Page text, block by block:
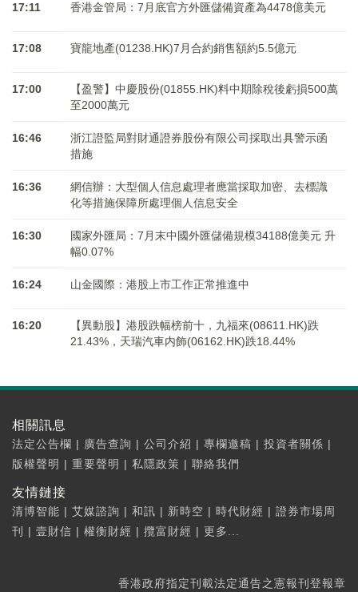
17:11 香港金管局：7月底官方外匯儲備資產為4478億美元
17:08 寶龍地產(01238.HK)7月合約銷售額約5.5億元
17:00
【盈警】中慶股份(01855.HK)料中期除稅後虧損500萬
至2000萬元
16:46
浙江證監局對財通證券股份有限公司採取出具警示函
措施
16:36
網信辦：大型個人信息處理者應當採取加密、去標識
化等措施保障所處理個人信息安全
16:30
國家外匯局：7月末中國外匯儲備規模34188億美元 升
幅0.07%
16:24 山金國際：港股上市工作正常推進中
16:20
【異動股】港股跌幅榜前十，九福來(08611.HK)跌
21.43%，天瑞汽車内飾(06162.HK)跌18.44%
相關訊息
法定公告欄 | 廣告查詢 | 公司介紹 | 專欄邀稿 | 投資者關係 |
版權聲明 | 重要聲明 | 私隱政策 | 聯絡我們
友情鏈接
清博智能 | 艾媒諮詢 | 和訊 | 新時空 | 時代財經 | 證券市場周
刊
| 壹財信 | 權衡財經 | 攬富財經 | 更多...
香港政府指定刊載法定通告之憲報刊登報章